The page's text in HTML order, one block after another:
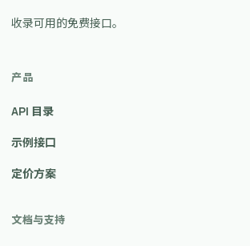
收录可用的免费接口。
产品
API 目录
示例接口
定价方案
文档与支持